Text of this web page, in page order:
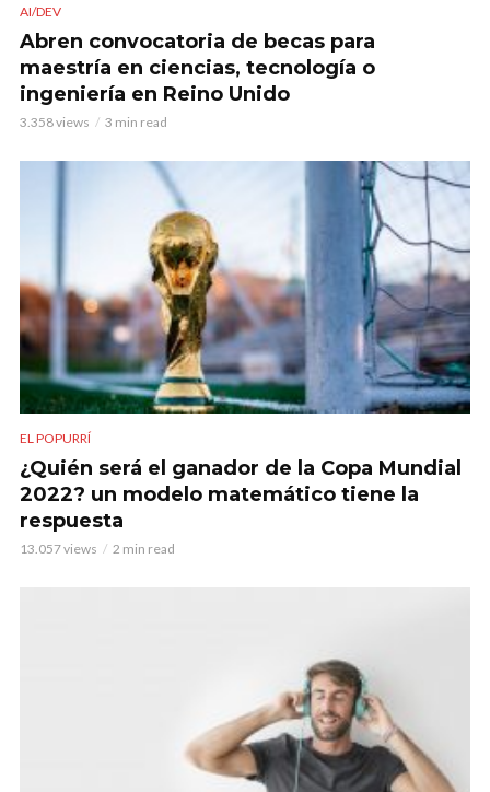
AI/DEV
Abren convocatoria de becas para
maestría en ciencias, tecnología o
ingeniería en Reino Unido
3.358 views 3 min read
EL POPURRÍ
¿Quién será el ganador de la Copa Mundial
2022? un modelo matemático tiene la
respuesta
13.057 views 2 min read